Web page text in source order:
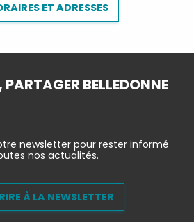
ET ADRESSES
BELLEDONNE
newsletter pour rester informé
nos actualités.
À LA NEWSLETTER